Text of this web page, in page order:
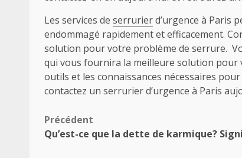
Les services de serrurierd’urgence à Paris
endommagé rapidement et efficacement.
solution pour votre problème de serrure.
qui vous fournira la meilleure solution pour
outils et les connaissances nécessaires
contactez un serrurier d’urgence à Paris
Navigation
d’article
Précédent
Qu’est-ce que la dette de karmique?